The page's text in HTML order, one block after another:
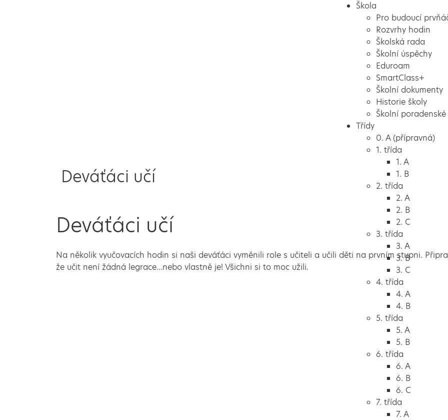
Škola
Pro budoucí
Rozvrhy hodin
Školská rada
Školní úspěchy
Eduroam
SmartClass+
Školní dokumenty
Historie školy
Školní
Třídy
0. A (přípravná)
1. třída
1. A
1. B
2. třída
2. A
2. B
2. C
3. třída
3. A
3. B
3. C
4. třída
4. A
4. B
5. třída
5. A
5. B
6. třída
6. A
6. B
6. C
7. třída
7. A
Deváťáci učí
Deváťáci učí
Na několik vyučovacích hodin si naši deváťáci vyměnili role s učiteli a učili děti na prvním stupni.
že učit není žádná legrace…nebo vlastně je! Všichni si to moc užili.